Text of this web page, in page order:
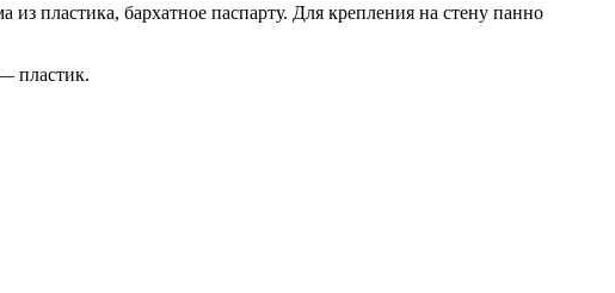
пластика, бархатное паспарту. Для крепления на стену панно
пластик.